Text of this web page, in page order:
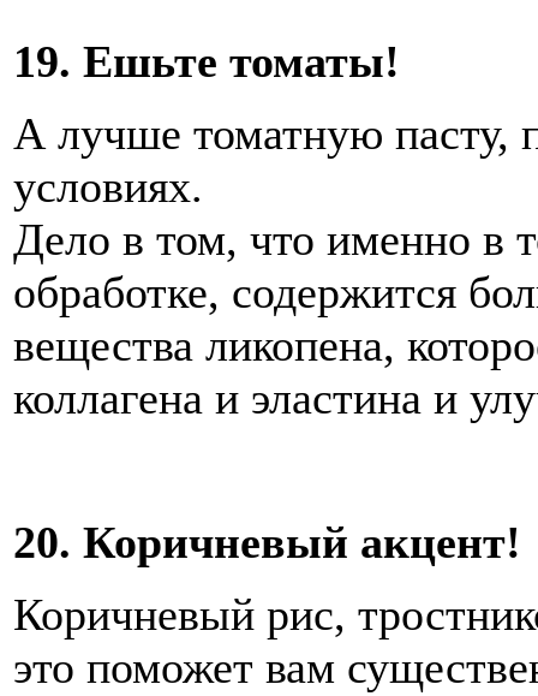
19. Ешьте томаты!
А лучше томатную пасту,
условиях.
Дело в том, что именно в
обработке, содержится
вещества ликопена,
коллагена и эластина и
20. Коричневый акцент!
Коричневый рис,
это поможет вам